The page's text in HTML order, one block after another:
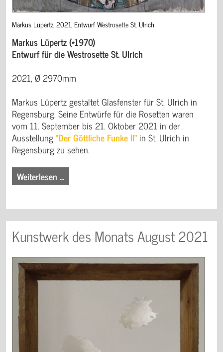
Markus Lüpertz, 2021, Entwurf Westrosette St. Ulrich
Markus Lüpertz (*1970)
Entwurf für die Westrosette St. Ulrich
2021, Ø 2970mm
Markus Lüpertz gestaltet Glasfenster für St. Ulrich in
Regensburg. Seine Entwürfe für die Rosetten waren
vom 11. September bis 21. Oktober 2021 in der
Ausstellung"Der Göttliche Funke II"in St. Ulrich in
Regensburg zu sehen.
Weiterlesen …
Kunstwerk des Monats August 2021